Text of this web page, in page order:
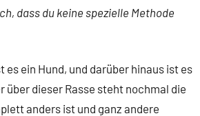
dass du keine spezielle Methode
ein Hund, und darüber hinaus ist es
dieser Rasse steht nochmal die
anders ist und ganz andere